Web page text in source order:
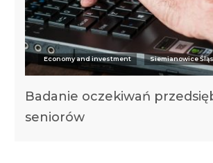
Economy and investment Siemianowice
Badanie oczekiwań
seniorów